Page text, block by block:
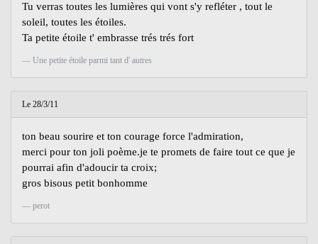
Tu verras toutes les lumières qui vont s'y refléter , tout le
soleil, toutes les étoiles.
Ta petite étoile t' embrasse trés trés fort
Une petite étoile parmi tant d' autres
Le 28/3/11
ton beau sourire et ton courage force l'admiration,
merci pour ton joli poème.je te promets de faire tout ce que je
pourrai afin d'adoucir ta croix;
gros bisous petit bonhomme
perot